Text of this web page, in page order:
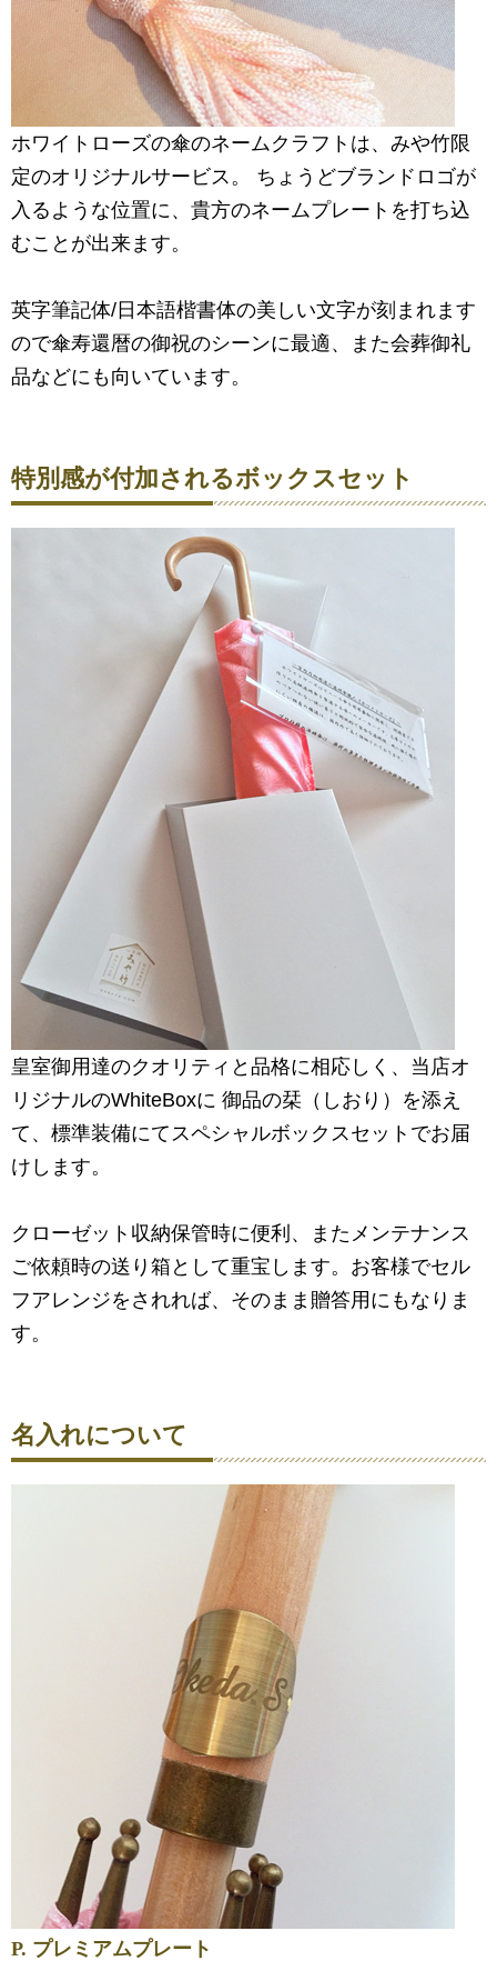
ホワイトローズの傘のネームクラフトは、みや竹限
定のオリジナルサービス。 ちょうどブランドロゴが
入るような位置に、貴方のネームプレートを打ち込
むことが出来ます。
英字筆記体/日本語楷書体の美しい文字が刻まれます
ので傘寿還暦の御祝のシーンに最適、また会葬御礼
品などにも向いています。
特別感が付加されるボックスセット
皇室御用達のクオリティと品格に相応しく、当店オ
リジナルのWhiteBoxに 御品の栞（しおり）を添え
て、標準装備にてスペシャルボックスセットでお届
けします。
クローゼット収納保管時に便利、またメンテナンス
ご依頼時の送り箱として重宝します。お客様でセル
フアレンジをされれば、そのまま贈答用にもなりま
す。
名入れについて
P. プレミアムプレート